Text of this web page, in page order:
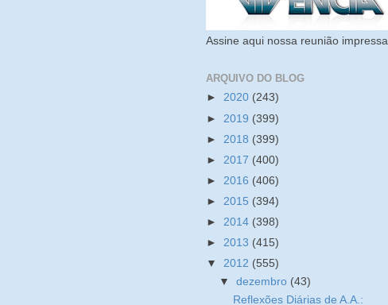
Assine aqui nossa reunião impressa
ARQUIVO DO BLOG
► 2020 (243)
► 2019 (399)
► 2018 (399)
► 2017 (400)
► 2016 (406)
► 2015 (394)
► 2014 (398)
► 2013 (415)
▼ 2012 (555)
▼dezembro (43)
Reflexões Diárias de A.A.: